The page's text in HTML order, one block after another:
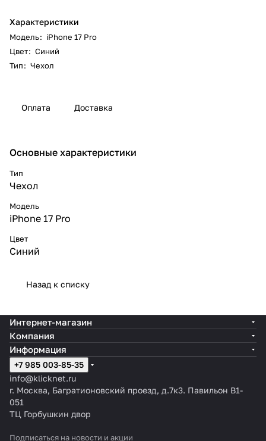
Характеристики
Модель: iPhone 17 Pro
Цвет: Синий
Тип: Чехол
Оплата Доставка
Основные характеристики
Тип
Чехол
Модель
iPhone 17 Pro
Цвет
Синий
Назад к списку
Интернет-магазин
Компания
Информация
+7 985 003-85-35
info@klicknet.ru
г. Москва, Багратионовский проезд, д.7к3. Павильон B1-
051
ТЦ Горбушкин двор
Подписаться на новости и акции